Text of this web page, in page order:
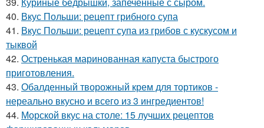
40. Вкус Польши: рецепт грибного супа
41. Вкус Польши: рецепт супа из грибов с кускусом и
тыквой
42. Остренькая маринованная капуста быстрого
приготовления.
43. Обалденный творожный крем для тортиков -
нереально вкусно и всего из 3 ингредиентов!
44. Морской вкус на столе: 15 лучших рецептов